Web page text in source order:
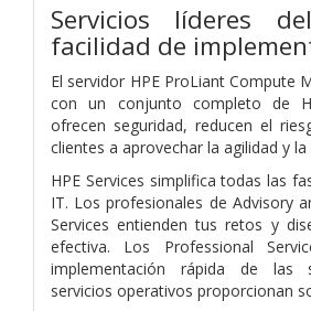
Servicios líderes
facilidad de
El servidor HPE ProLiant Compute
con un conjunto completo de
ofrecen seguridad, reducen el
clientes a aprovechar la agilidad y la
HPE Services simplifica todas las
IT. Los profesionales de Advisory
Services entienden tus retos y
efectiva. Los Professional
implementación rápida de las
servicios operativos proporcionan